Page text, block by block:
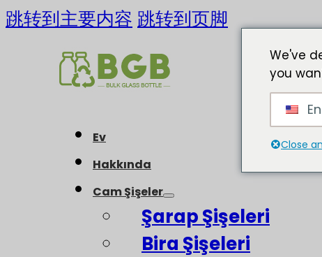
跳转到主要内容 跳转到页脚
Ev
Hakkında
Cam Şişeler
Şarap Şişeleri
Bira Şişeleri
We've
you
Close